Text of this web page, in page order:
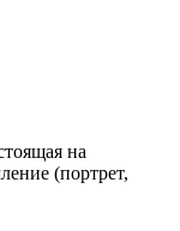
на
(портрет,